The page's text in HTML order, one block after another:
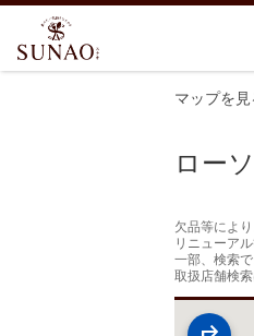
マップを見
ロー
欠品等によ
リニューア
一部、検索
取扱店舗検